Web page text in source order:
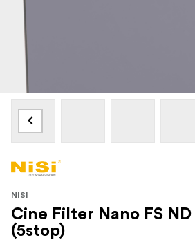
NISI
Cine Filter Nano FS
(5stop)